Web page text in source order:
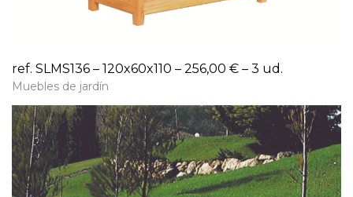
ref. SLMS136 – 120x60x110 – 256,00 € – 3 ud.
Muebles de jardín